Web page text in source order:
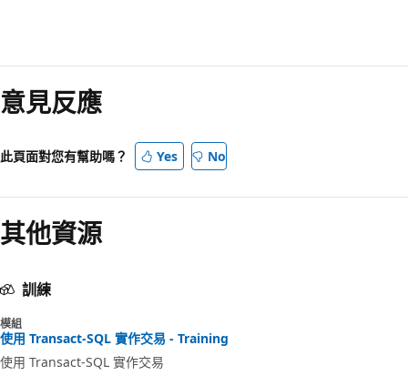
讀
模
已
用
意見反應
此頁面對您有幫助嗎？ Yes No
其他資源
訓練
模組
使用 Transact-SQL 實作交易 - Training
使用 Transact-SQL 實作交易